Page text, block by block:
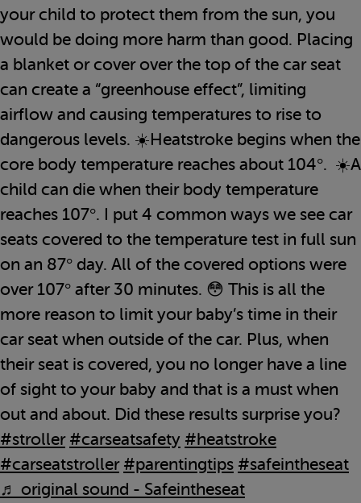
your child to protect them from the sun, you
would be doing more harm than good. Placing
a blanket or cover over the top of the car seat
can create a “greenhouse effect”, limiting
airflow and causing temperatures to rise to
dangerous levels. ☀️Heatstroke begins when the
core body temperature reaches about 104°. ☀️A
child can die when their body temperature
reaches 107°. I put 4 common ways we see car
seats covered to the temperature test in full sun
on an 87° day. All of the covered options were
over 107° after 30 minutes. 😳 This is all the
more reason to limit your baby’s time in their
car seat when outside of the car. Plus, when
their seat is covered, you no longer have a line
of sight to your baby and that is a must when
out and about. Did these results surprise you?
#stroller #carseatsafety #heatstroke
#carseatstroller #parentingtips #safeintheseat
♬ original sound - Safeintheseat